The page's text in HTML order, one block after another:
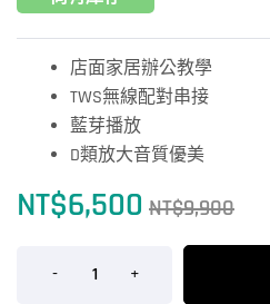
店面家居辦公教學
TWS無線配對串接
藍芽播放
D類放大音質優美
NT$9,900
NT$6,500
- +